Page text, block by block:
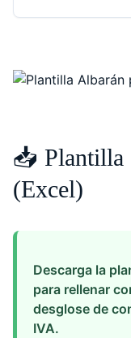
📥 Plantilla
(Excel)
Descarga la
para rellenar
desglose de
IVA.